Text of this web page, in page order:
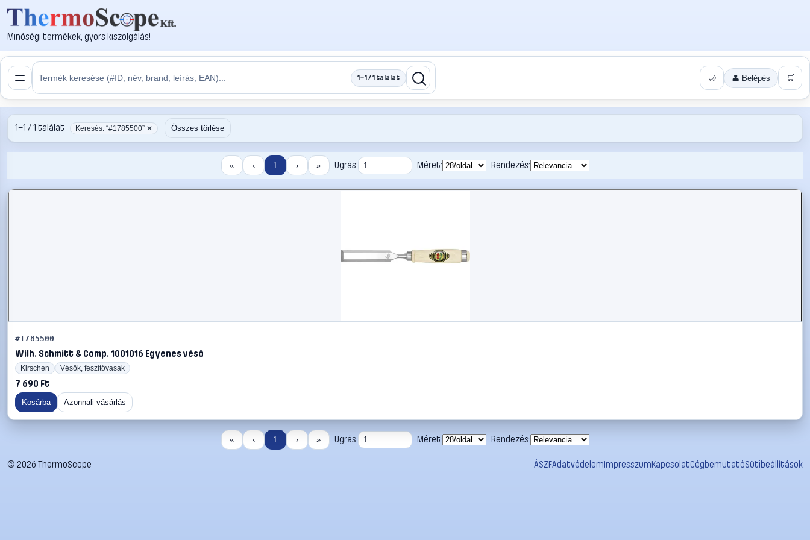
Minőségi termékek, gyors kiszolgálás!
1–1 / 1 találat 🌙 👤 Belépés 🛒
1–1 / 1 találat Keresés: “#1785500” ✕ Összes törlése
« ‹ 1 › » Ugrás: Méret: Rendezés:
#1785500
Wilh. Schmitt & Comp. 1001016 Egyenes véső
Kirschen Vésők, feszítővasak
7 690 Ft
Kosárba Azonnali vásárlás
« ‹ 1 › » Ugrás: Méret: Rendezés:
© 2026 ThermoScope ÁSZFAdatvédelemImpresszumKapcsolatCégbemutatóSütibeállítások